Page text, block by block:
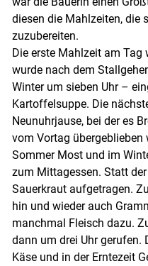
diesen die Mahlzeiten, die
zuzubereiten.
Die erste Mahlzeit am Tag
wurde nach dem
Winter um sieben Uhr –
Kartoffelsuppe. Die
Neunuhrjause, bei der es
vom Vortag übergeblieben
Sommer Most und im
zum Mittagessen. Statt
Sauerkraut aufgetragen.
hin und wieder auch
manchmal Fleisch dazu.
dann um drei Uhr gerufen.
Käse und in der Erntezeit